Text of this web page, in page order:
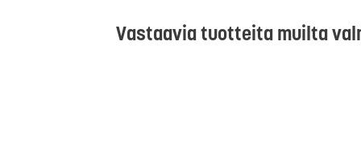
Vastaavia tuotteita muilta